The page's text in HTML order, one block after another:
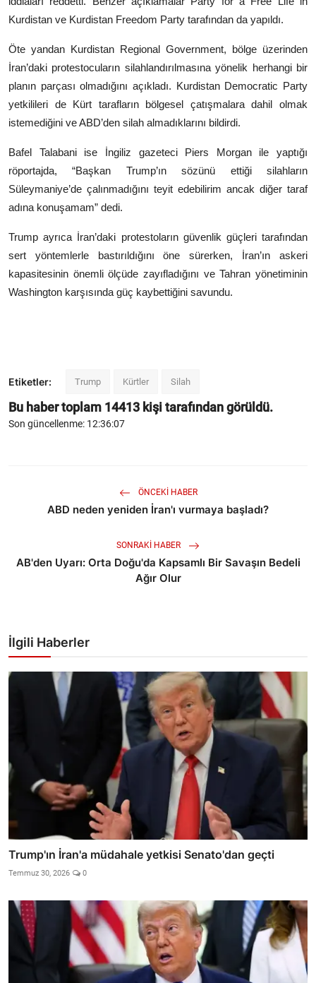
Kurdistan ve Kurdistan Freedom Party tarafından da yapıldı.
Öte yandan Kurdistan Regional Government, bölge üzerinden
İran’daki protestocuların silahlandırılmasına yönelik herhangi bir
planın parçası olmadığını açıkladı. Kurdistan Democratic Party
yetkilileri de Kürt tarafların bölgesel çatışmalara dahil olmak
istemediğini ve ABD’den silah almadıklarını bildirdi.
Bafel Talabaniise İngiliz gazeteci Piers Morganile yaptığı
röportajda, “Başkan Trump’ın sözünü ettiği silahların
Süleymaniye’de çalınmadığını teyit edebilirim ancak diğer taraf
adına konuşamam” dedi.
Trump ayrıca İran’daki protestoların güvenlik güçleri tarafından
sert yöntemlerle bastırıldığını öne sürerken, İran’ın askeri
kapasitesinin önemli ölçüde zayıfladığını ve Tahran yönetiminin
Washington karşısında güç kaybettiğini savundu.
Etiketler: Trump Kürtler Silah
Bu haber toplam 14413 kişi tarafından görüldü.
Son güncellenme: 12:36:07
ÖNCEKI HABER
ABD neden yeniden İran'ı vurmaya başladı?
SONRAKI HABER
AB'den Uyarı: Orta Doğu'da Kapsamlı Bir Savaşın Bedeli
Ağır Olur
İlgili Haberler
Trump'ın İran'a müdahale yetkisi Senato'dan geçti
Temmuz 30, 2026 0